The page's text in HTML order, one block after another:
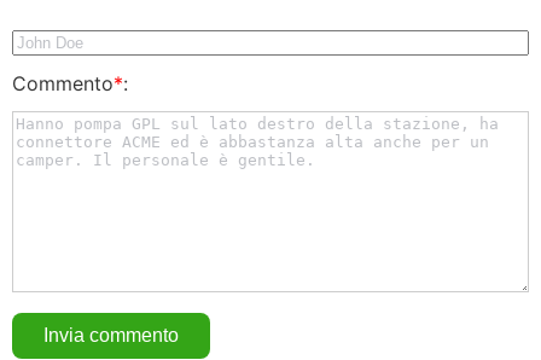
Commento*: